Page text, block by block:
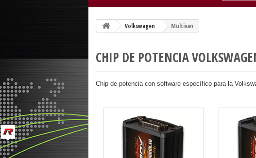
Volkswagen Multivan
CHIP DE POTENCIA
Chip de potencia con software específico para la